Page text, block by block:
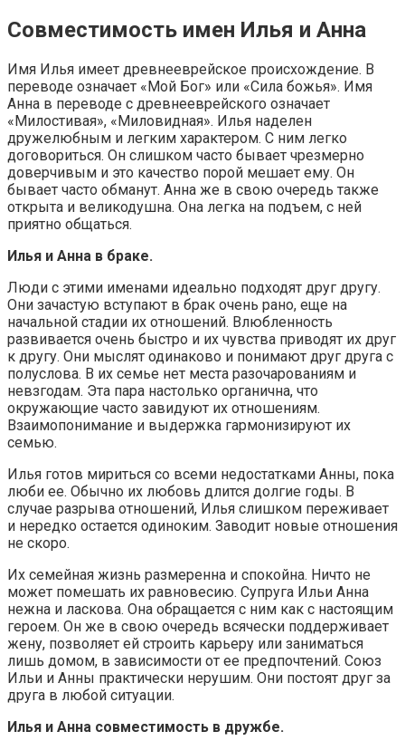
Совместимость имен Илья и Анна
Имя Илья имеет древнееврейское происхождение. В
переводе означает «Мой Бог» или «Сила божья». Имя
Анна в переводе с древнееврейского означает
«Милостивая», «Миловидная». Илья наделен
дружелюбным и легким характером. С ним легко
договориться. Он слишком часто бывает чрезмерно
доверчивым и это качество порой мешает ему. Он
бывает часто обманут. Анна же в свою очередь также
открыта и великодушна. Она легка на подъем, с ней
приятно общаться.
Илья и Анна в браке.
Люди с этими именами идеально подходят друг другу.
Они зачастую вступают в брак очень рано, еще на
начальной стадии их отношений. Влюбленность
развивается очень быстро и их чувства приводят их друг
к другу. Они мыслят одинаково и понимают друг друга с
полуслова. В их семье нет места разочарованиям и
невзгодам. Эта пара настолько органична, что
окружающие часто завидуют их отношениям.
Взаимопонимание и выдержка гармонизируют их
семью.
Илья готов мириться со всеми недостатками Анны, пока
люби ее. Обычно их любовь длится долгие годы. В
случае разрыва отношений, Илья слишком переживает
и нередко остается одиноким. Заводит новые отношения
не скоро.
Их семейная жизнь размеренна и спокойна. Ничто не
может помешать их равновесию. Супруга Ильи Анна
нежна и ласкова. Она обращается с ним как с настоящим
героем. Он же в свою очередь всячески поддерживает
жену, позволяет ей строить карьеру или заниматься
лишь домом, в зависимости от ее предпочтений. Союз
Ильи и Анны практически нерушим. Они постоят друг за
друга в любой ситуации.
Илья и Анна совместимость в дружбе.